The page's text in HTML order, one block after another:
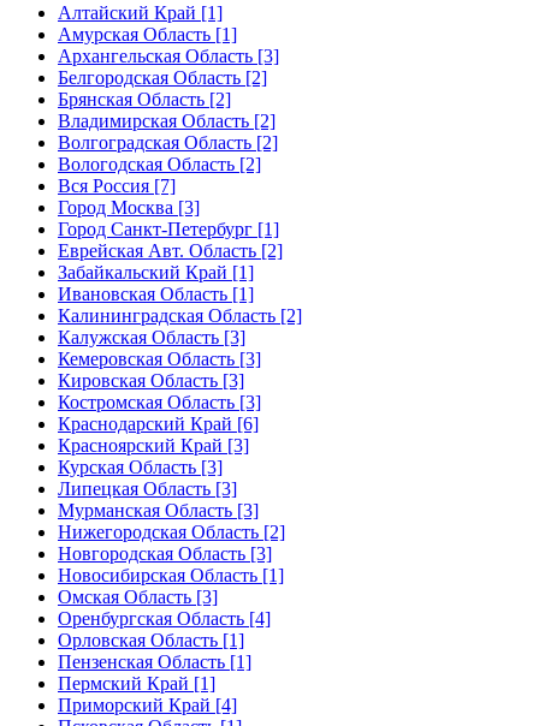
Алтайский Край [1]
Амурская Область [1]
Архангельская Область [3]
Белгородская Область [2]
Брянская Область [2]
Владимирская Область [2]
Волгоградская Область [2]
Вологодская Область [2]
Вся Россия [7]
Город Москва [3]
Город Санкт-Петербург [1]
Еврейская Авт. Область [2]
Забайкальский Край [1]
Ивановская Область [1]
Калининградская Область [2]
Калужская Область [3]
Кемеровская Область [3]
Кировская Область [3]
Костромская Область [3]
Краснодарский Край [6]
Красноярский Край [3]
Курская Область [3]
Липецкая Область [3]
Мурманская Область [3]
Нижегородская Область [2]
Новгородская Область [3]
Новосибирская Область [1]
Омская Область [3]
Оренбургская Область [4]
Орловская Область [1]
Пензенская Область [1]
Пермский Край [1]
Приморский Край [4]